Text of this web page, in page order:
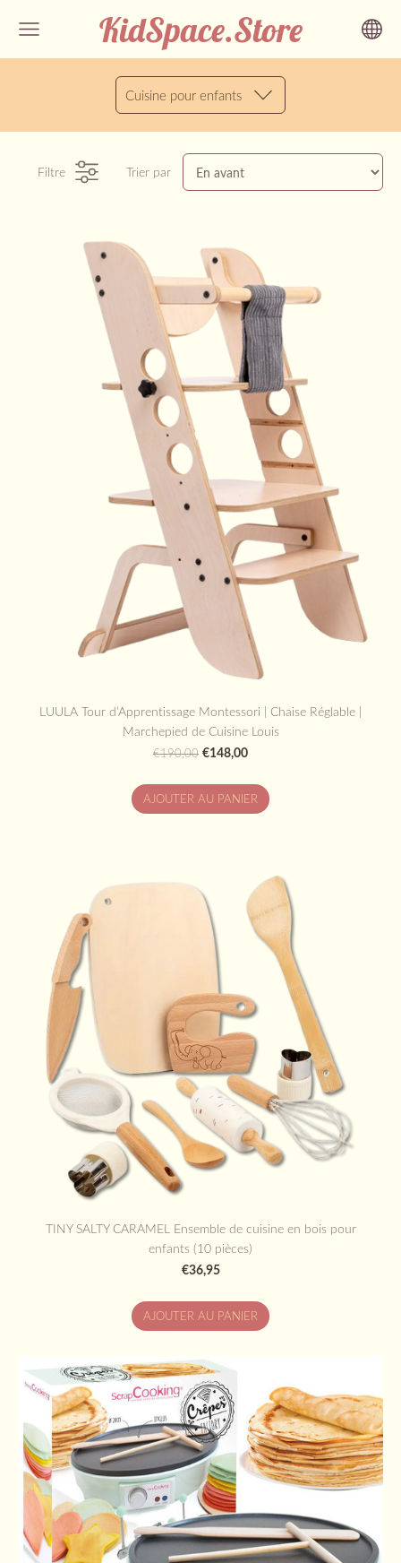
KidSpace.Store
Cuisine pour enfants
Filtre Trier par
LUULA Tour d’Apprentissage Montessori | Chaise Réglable |
Marchepied de Cuisine Louis
€190,00 €148,00
AJOUTER AU PANIER
TINY SALTY CARAMEL Ensemble de cuisine en bois pour
enfants (10 pièces)
€36,95
AJOUTER AU PANIER